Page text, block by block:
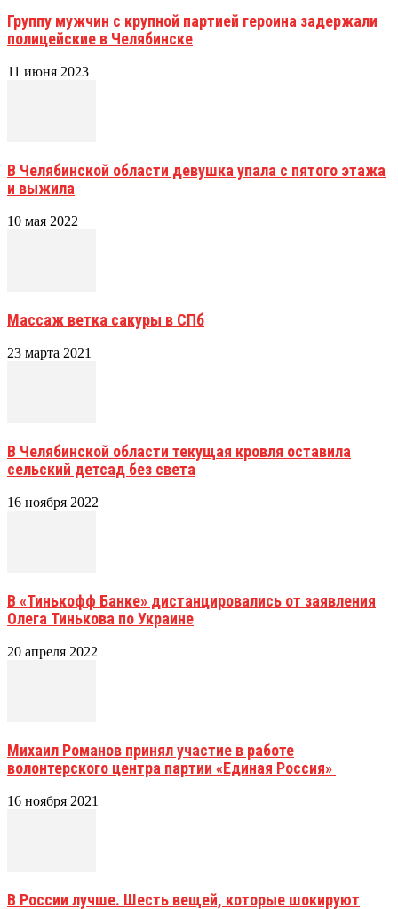
Группу мужчин с крупной партией героина задержали
полицейские в Челябинске
11 июня 2023
В Челябинской области девушка упала с пятого этажа
и выжила
10 мая 2022
Массаж ветка сакуры в СПб
23 марта 2021
В Челябинской области текущая кровля оставила
сельский детсад без света
16 ноября 2022
В «Тинькофф Банке» дистанцировались от заявления
Олега Тинькова по Украине
20 апреля 2022
Михаил Романов принял участие в работе
волонтерского центра партии «Единая Россия»
16 ноября 2021
В России лучше. Шесть вещей, которые шокируют